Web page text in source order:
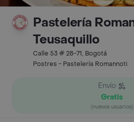
Pastelería
Teusaquillo
Calle 53 # 28-71, Bogotá
Postres - Pastelería Romannoti
Envío
Gratis
(nuevos usuarios)